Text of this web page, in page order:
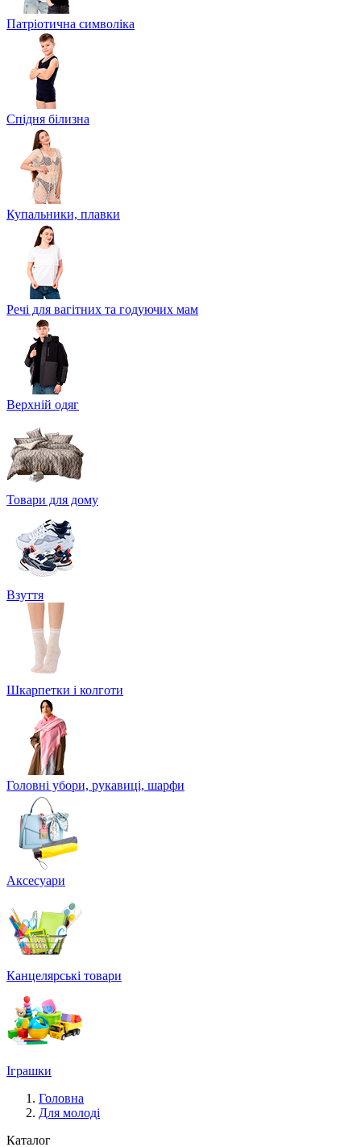
Патріотична символіка
Спідня білизна
Купальники, плавки
Речі для вагітних та годуючих мам
Верхній одяг
Товари для дому
Взуття
Шкарпетки і колготи
Головні убори, рукавиці, шарфи
Аксесуари
Канцелярські товари
Іграшки
Головна
Для молоді
Каталог